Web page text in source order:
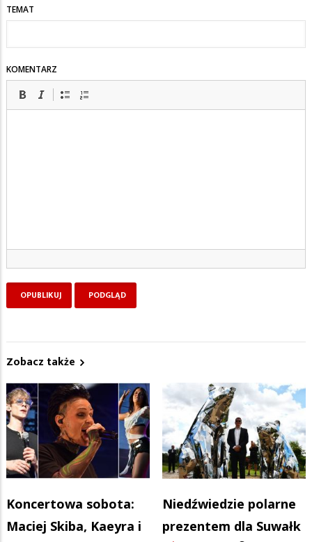
TEMAT
KOMENTARZ
Zobacz także
Koncertowa sobota:
Maciej Skiba, Kaeyra i
Niedźwiedzie polarne
prezentem dla Suwałk